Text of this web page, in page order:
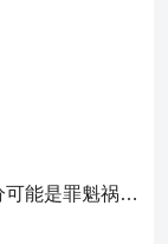
宝宝胃肠道不适？奶粉中的这些成分可能是罪魁祸首！